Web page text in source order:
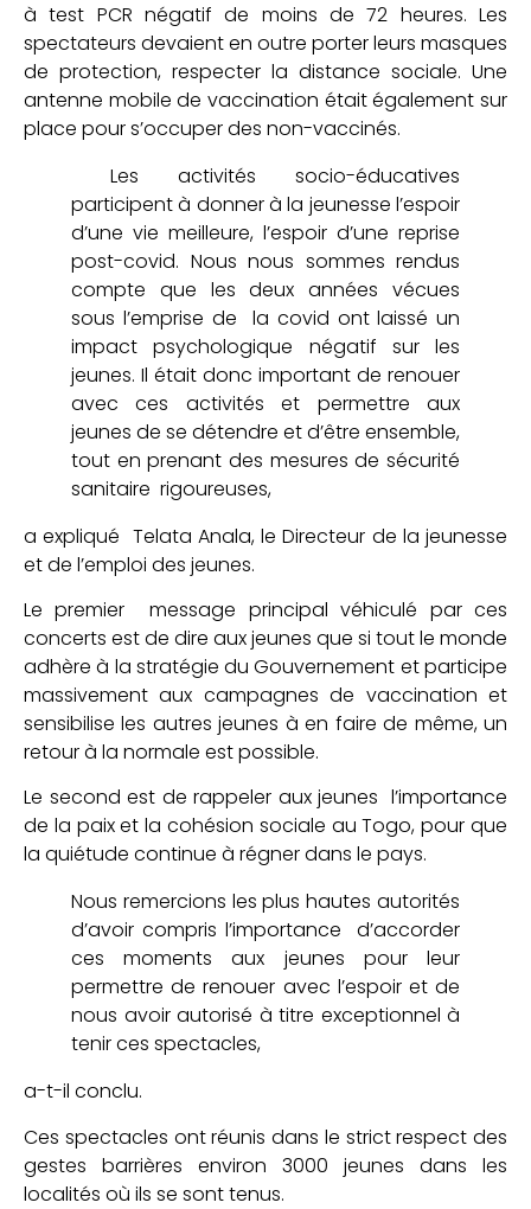
à test PCR négatif de moins de 72 heures. Les
spectateurs devaient en outre porter leurs masques
de protection, respecter la distance sociale. Une
antenne mobile de vaccination était également sur
place pour s’occuper des non-vaccinés.
Les activités socio-éducatives
participent à donner à la jeunesse l’espoir
d’une vie meilleure, l’espoir d’une reprise
post-covid. Nous nous sommes rendus
compte que les deux années vécues
sous l’emprise de la covid ont laissé un
impact psychologique négatif sur les
jeunes. Il était donc important de renouer
avec ces activités et permettre aux
jeunes de se détendre et d’être ensemble,
tout en prenant des mesures de sécurité
sanitaire rigoureuses,
a expliqué Telata Anala, le Directeur de la jeunesse
et de l’emploi des jeunes.
Le premier message principal véhiculé par ces
concerts est de dire aux jeunes que si tout le monde
adhère à la stratégie du Gouvernement et participe
massivement aux campagnes de vaccination et
sensibilise les autres jeunes à en faire de même, un
retour à la normale est possible.
Le second est de rappeler aux jeunes l’importance
de la paix et la cohésion sociale au Togo, pour que
la quiétude continue à régner dans le pays.
Nous remercions les plus hautes autorités
d’avoir compris l’importance d’accorder
ces moments aux jeunes pour leur
permettre de renouer avec l’espoir et de
nous avoir autorisé à titre exceptionnel à
tenir ces spectacles,
a-t-il conclu.
Ces spectacles ont réunis dans le strict respect des
gestes barrières environ 3000 jeunes dans les
localités où ils se sont tenus.